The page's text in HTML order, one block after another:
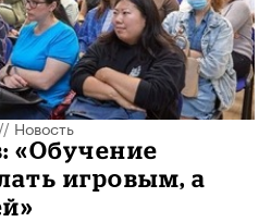
Новость
«Обучение
игровым, а